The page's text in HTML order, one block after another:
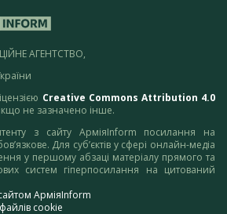
АГЕНТСТВО,
Creative Commons Attribution 4.0
не зазначено інше.
з сайту АрміяInform посилання на
Для суб’єктів у сфері онлайн-медіа
у першому абзаці матеріалу прямого та
систем гіперпосилання на цитований
АрміяInform
cookie